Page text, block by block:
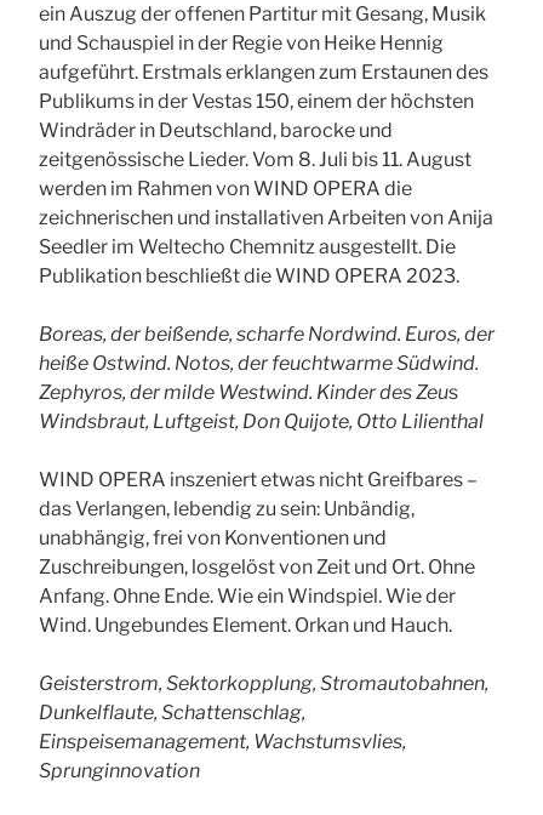
ein Auszug der offenen Partitur mit Gesang, Musik
und Schauspiel in der Regie von Heike Hennig
aufgeführt. Erstmals erklangen zum Erstaunen des
Publikums in der Vestas 150, einem der höchsten
Windräder in Deutschland, barocke und
zeitgenössische Lieder. Vom 8. Juli bis 11. August
werden im Rahmen von WIND OPERA die
zeichnerischen und installativen Arbeiten von Anija
Seedler im Weltecho Chemnitz ausgestellt. Die
Publikation beschließt die WIND OPERA 2023.
Boreas, der beißende, scharfe Nordwind. Euros, der
heiße Ostwind. Notos, der feuchtwarme Südwind.
Zephyros, der milde Westwind. Kinder des Zeus
Windsbraut, Luftgeist, Don Quijote, Otto Lilienthal
WIND OPERA inszeniert etwas nicht Greifbares –
das Verlangen, lebendig zu sein: Unbändig,
unabhängig, frei von Konventionen und
Zuschreibungen, losgelöst von Zeit und Ort. Ohne
Anfang. Ohne Ende. Wie ein Windspiel. Wie der
Wind. Ungebundes Element. Orkan und Hauch.
Geisterstrom, Sektorkopplung, Stromautobahnen,
Dunkelflaute, Schattenschlag,
Einspeisemanagement, Wachstumsvlies,
Sprunginnovation